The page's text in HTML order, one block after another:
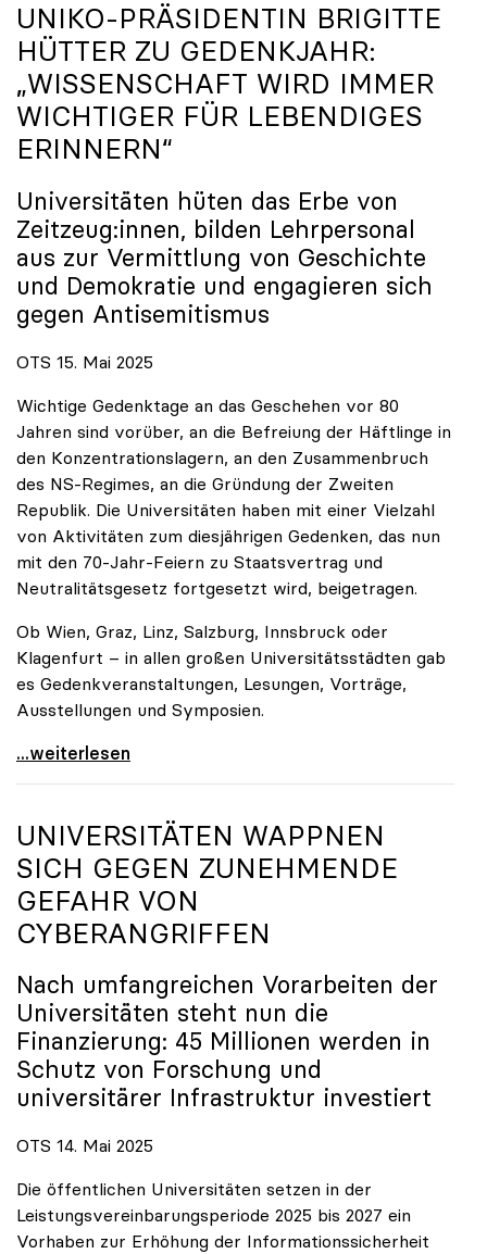
UNIKO-PRÄSIDENTIN BRIGITTE
HÜTTER ZU GEDENKJAHR:
„WISSENSCHAFT WIRD IMMER
WICHTIGER FÜR LEBENDIGES
ERINNERN“
Universitäten hüten das Erbe von
Zeitzeug:innen, bilden Lehrpersonal
aus zur Vermittlung von Geschichte
und Demokratie und engagieren sich
gegen Antisemitismus
OTS 15. Mai 2025
Wichtige Gedenktage an das Geschehen vor 80
Jahren sind vorüber, an die Befreiung der Häftlinge in
den Konzentrationslagern, an den Zusammenbruch
des NS-Regimes, an die Gründung der Zweiten
Republik. Die Universitäten haben mit einer Vielzahl
von Aktivitäten zum diesjährigen Gedenken, das nun
mit den 70-Jahr-Feiern zu Staatsvertrag und
Neutralitätsgesetz fortgesetzt wird, beigetragen.
Ob Wien, Graz, Linz, Salzburg, Innsbruck oder
Klagenfurt – in allen großen Universitätsstädten gab
es Gedenkveranstaltungen, Lesungen, Vorträge,
Ausstellungen und Symposien.
uniko-Präsidentin Brigitte Hütter zu Gedenkjahr:
...weiterlesen
UNIVERSITÄTEN WAPPNEN
SICH GEGEN ZUNEHMENDE
GEFAHR VON
CYBERANGRIFFEN
Nach umfangreichen Vorarbeiten der
Universitäten steht nun die
Finanzierung: 45 Millionen werden in
Schutz von Forschung und
universitärer Infrastruktur investiert
OTS 14. Mai 2025
Die öffentlichen Universitäten setzen in der
Leistungsvereinbarungsperiode 2025 bis 2027 ein
Vorhaben zur Erhöhung der Informationssicherheit